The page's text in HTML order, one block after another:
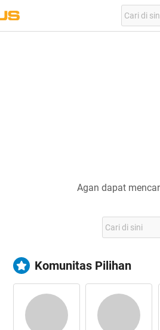
Agan dapat
Komunitas Pilihan